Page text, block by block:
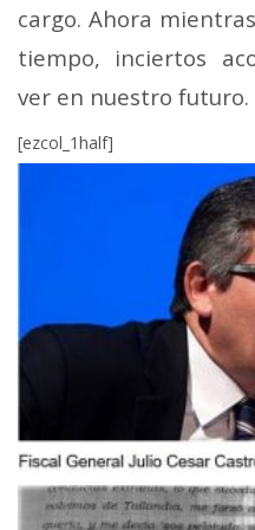
cargo. Ahora
tiempo, inciertos
ver en nuestro
[ezcol_1half]